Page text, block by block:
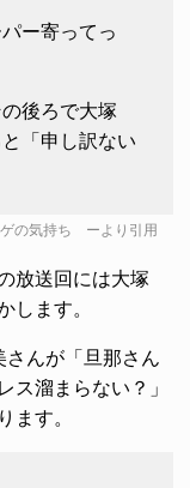
ー寄ってっ
後ろで大塚
「申し訳ない
の気持ち ーより引用
放送回には大塚
します。
んが「旦那さん
ス溜まらない？」
ます。